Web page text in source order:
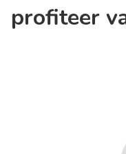
profiteer